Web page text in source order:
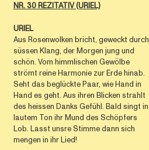
NR. 30 REZITATIV (URIEL)
URIEL
Aus Rosenwolken bricht, geweckt durch
süssen Klang, der Morgen jung und
schön. Vom himmlischen Gewölbe
strömt reine Harmonie zur Erde hinab.
Seht das beglückte Paar, wie Hand in
Hand es geht. Aus ihren Blicken strahlt
des heissen Danks Gefühl. Bald singt in
lautem Ton ihr Mund des Schöpfers
Lob. Lasst unsre Stimme dann sich
mengen in ihr Lied!